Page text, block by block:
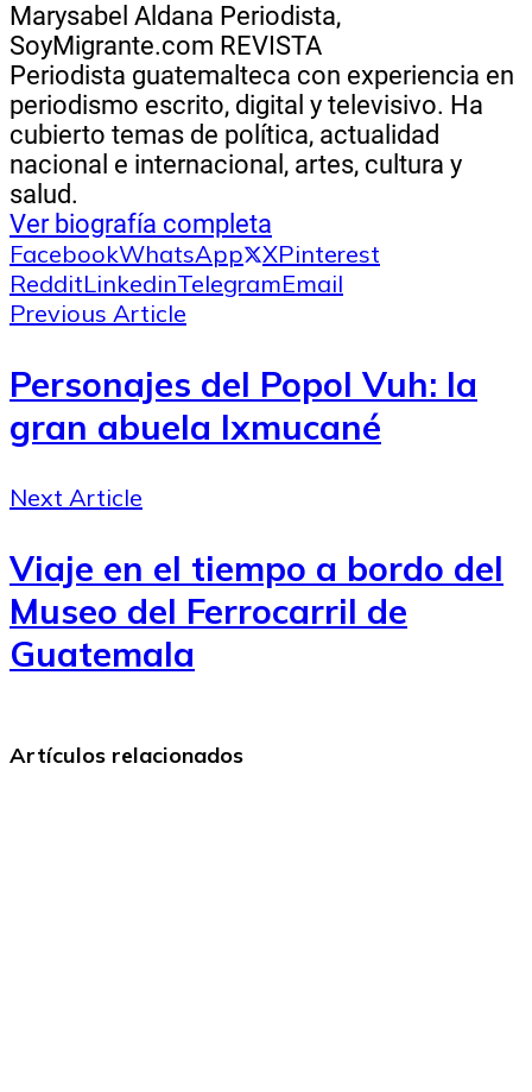
Marysabel Aldana Periodista,
SoyMigrante.com REVISTA
Periodista guatemalteca con experiencia en
periodismo escrito, digital y televisivo. Ha
cubierto temas de política, actualidad
nacional e internacional, artes, cultura y
salud.
Ver biografía completa
FacebookWhatsApp XPinterest
RedditLinkedinTelegramEmail
Previous Article
Personajes del Popol Vuh: la
gran abuela Ixmucané
Next Article
Viaje en el tiempo a bordo del
Museo del Ferrocarril de
Guatemala
Artículos relacionados